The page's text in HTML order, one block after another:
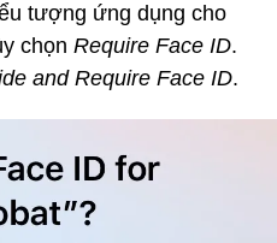
tượng ứng dụng cho
chọn Require Face ID.
and Require Face ID.